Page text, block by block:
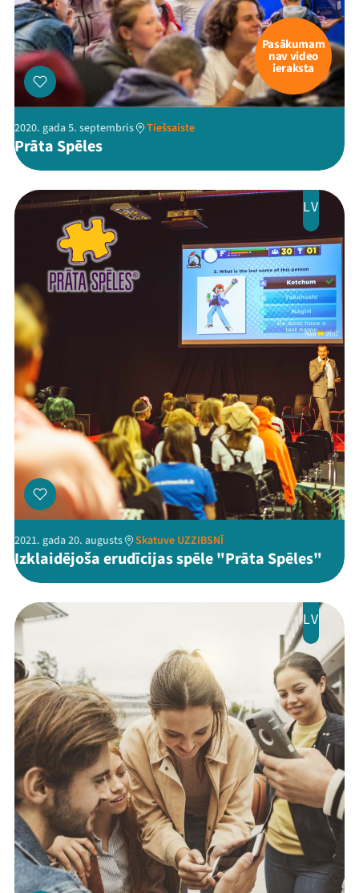
Pasākumam
nav video
ieraksta
2020. gada 5. septembris Tiešsaiste
Prāta Spēles
LV
2021. gada 20. augusts Skatuve UZZIBSNĪ
Izklaidējoša erudīcijas spēle "Prāta Spēles"
LV